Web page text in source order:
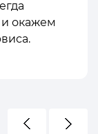
окажем